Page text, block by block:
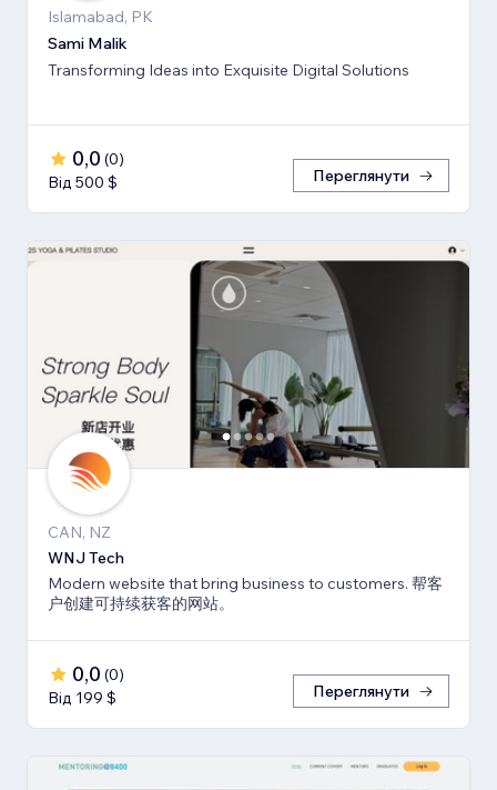
Islamabad, PK
Sami Malik
Transforming Ideas into Exquisite Digital Solutions
0,0 (0)
Від 500 $
Переглянути
CAN, NZ
WNJ Tech
Modern website that bring business to customers. 帮客
户创建可持续获客的网站。
0,0 (0)
Від 199 $
Переглянути